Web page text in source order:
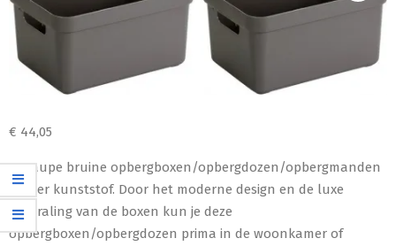
€ 44,05
5x Taupe bruine opbergboxen/opbergdozen/opbergmanden
13 liter kunststof. Door het moderne design en de luxe
uitstraling van de boxen kun je deze
opbergboxen/opbergdozen prima in de woonkamer of